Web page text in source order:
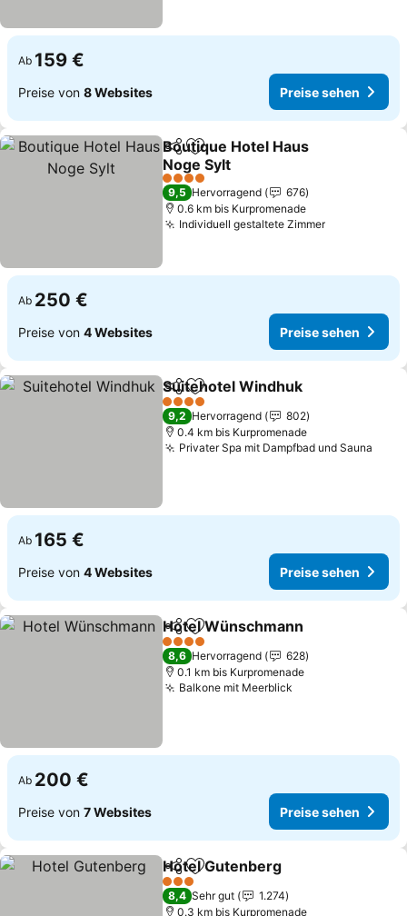
Ab 159 €
Preise von 8 Websites Preise sehen
TeilenZu Favoriten hinzufügen
Boutique Hotel Haus
Noge Sylt
Preise sehen
4 Sterne
9,5 Hervorragend
676
0.6 km bis Kurpromenade
Individuell gestaltete ZimmerPreise
Ab 250 €
Preise von 4 Websites Preise sehen
TeilenZu Favoriten hinzufügen
Suitehotel Windhuk
4 Sterne
9,2 Hervorragend
802
0.4 km bis Kurpromenade
Privater Spa mit Dampfbad und Sauna
Ab 165 €
Preise von 4 Websites Preise sehen
TeilenZu Favoriten hinzufügen
Hotel Wünschmann
4 Sterne
8,6 Hervorragend
628
0.1 km bis Kurpromenade
Balkone mit Meerblick
Ab 200 €
Preise von 7 Websites Preise sehen
TeilenZu Favoriten hinzufügen
Hotel Gutenberg
3 Sterne
8,4 Sehr gut
1.274
0.3 km bis Kurpromenade